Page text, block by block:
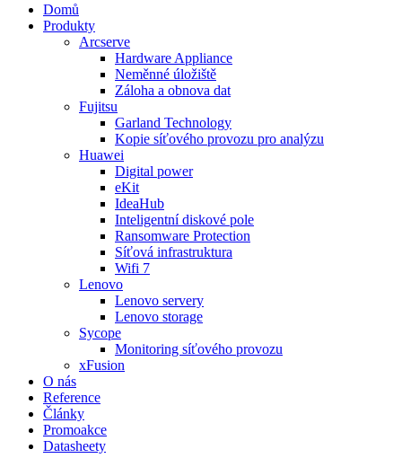
Domů
Produkty
Arcserve
Hardware Appliance
Neměnné úložiště
Záloha a obnova dat
Fujitsu
Garland Technology
Kopie síťového provozu pro analýzu
Huawei
Digital power
eKit
IdeaHub
Inteligentní diskové pole
Ransomware Protection
Síťová infrastruktura
Wifi 7
Lenovo
Lenovo servery
Lenovo storage
Sycope
Monitoring síťového provozu
xFusion
O nás
Reference
Články
Promoakce
Datasheety